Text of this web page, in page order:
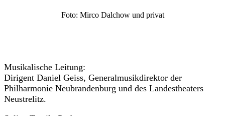
Foto: Mirco Dalchow und privat
Musikalische Leitung:
Dirigent Daniel Geiss, Generalmusikdirektor der
Philharmonie Neubrandenburg und des Landestheaters
Neustrelitz.